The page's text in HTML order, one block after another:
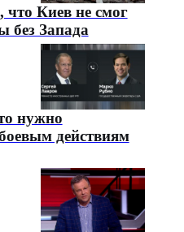
что Киев не смог
без Запада
нужно
действиям